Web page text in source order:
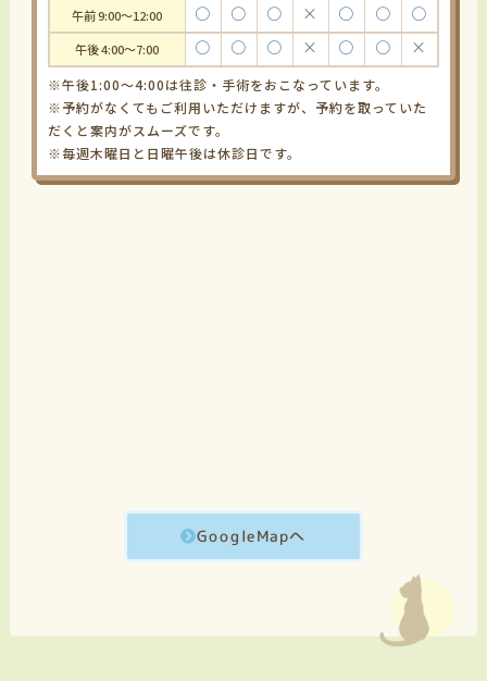
午前 9:00～12:00 〇 〇 〇 × 〇 〇 〇
午後 4:00～7:00 〇 〇 〇 × 〇 〇 ×
※午後1:00～4:00は往診・手術をおこなっています。
※予約がなくてもご利用いただけますが、予約を取っていた
だくと案内がスムーズです。
※毎週木曜日と日曜午後は休診日です。
GoogleMapへ